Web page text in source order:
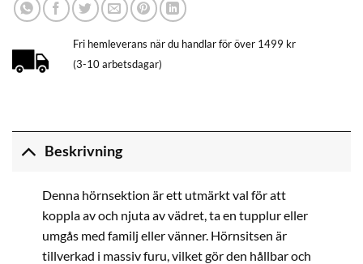
Fri hemleverans när du handlar för över 1499 kr
(3-10 arbetsdagar)
Beskrivning
Denna hörnsektion är ett utmärkt val för att
koppla av och njuta av vädret, ta en tupplur eller
umgås med familj eller vänner. Hörnsitsen är
tillverkad i massiv furu, vilket gör den hållbar och